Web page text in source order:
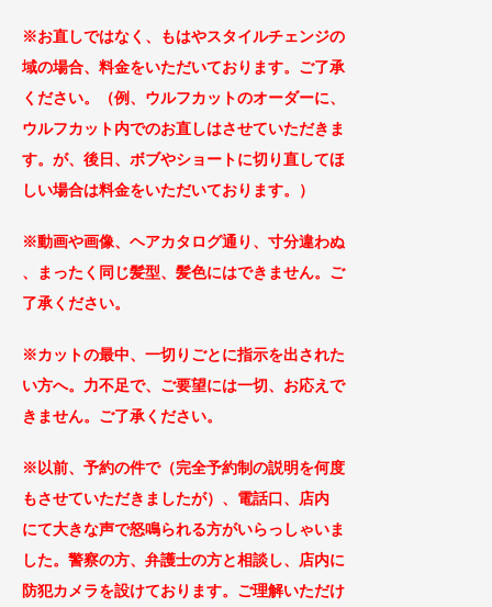
※お直しではなく、もはやスタイルチェンジの
域の場合、料金をいただいております。ご了承
ください。（例、ウルフカットのオーダーに、
ウルフカット内でのお直しはさせていただきま
す。が、後日、ボブやショートに切り直してほ
しい場合は料金をいただいております。）
※動画や画像、ヘアカタログ通り、寸分違わぬ
、まったく同じ髪型、髪色にはできません。ご
了承ください。
※カットの最中、一切りごとに指示を出された
い方へ。力不足で、ご要望には一切、お応えで
きません。ご了承ください。
※以前、予約の件で（完全予約制の説明を何度
もさせていただきましたが）、 電話口、店内
にて大きな声で怒鳴られる方がいらっしゃいま
した。警察の方、弁護士の方と相談し、
店内に
防犯カメラを設けております。ご理解いただけ